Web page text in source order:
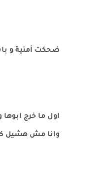
ضحكت أمنية و
اول ما خرج
وانا مش هشيل